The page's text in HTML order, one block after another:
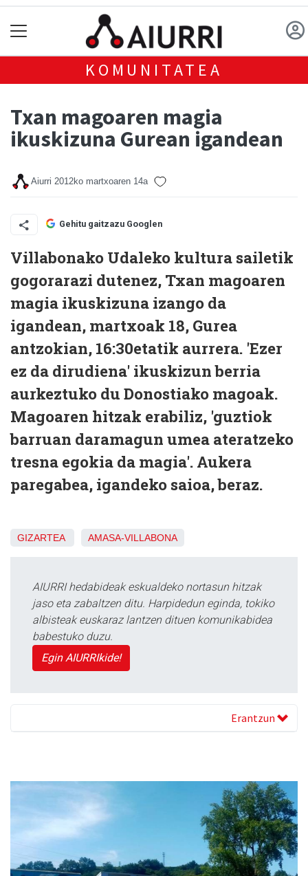
KOMUNITATEA
Txan magoaren magia
ikuskizuna Gurean igandean
Aiurri 2012ko martxoaren 14a
Gehitu gaitzazu Googlen
Villabonako Udaleko kultura sailetik
gogorarazi dutenez, Txan magoaren
magia ikuskizuna izango da
igandean, martxoak 18, Gurea
antzokian, 16:30etatik aurrera. 'Ezer
ez da dirudiena' ikuskizun berria
aurkeztuko du Donostiako magoak.
Magoaren hitzak erabiliz, 'guztiok
barruan daramagun umea ateratzeko
tresna egokia da magia'. Aukera
paregabea, igandeko saioa, beraz.
GIZARTEA AMASA-VILLABONA
AIURRI hedabideak eskualdeko nortasun hitzak
jaso eta zabaltzen ditu. Harpidedun eginda, tokiko
albisteak euskaraz lantzen dituen komunikabidea
babestuko duzu.
Egin AIURRIkide!
Erantzun